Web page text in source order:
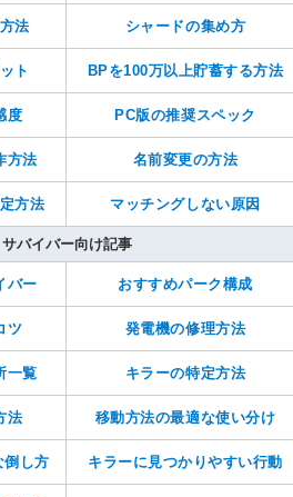
法 シャードの集め方
ト BPを100万以上貯蓄する方法
度 PC版の推奨スペック
方法 名前変更の方法
方法 マッチングしない原因
サバイバー向け記事
バー おすすめパーク構成
ツ 発電機の修理方法
一覧 キラーの特定方法
法 移動方法の最適な使い分け
倒し方 キラーに見つかりやすい行動